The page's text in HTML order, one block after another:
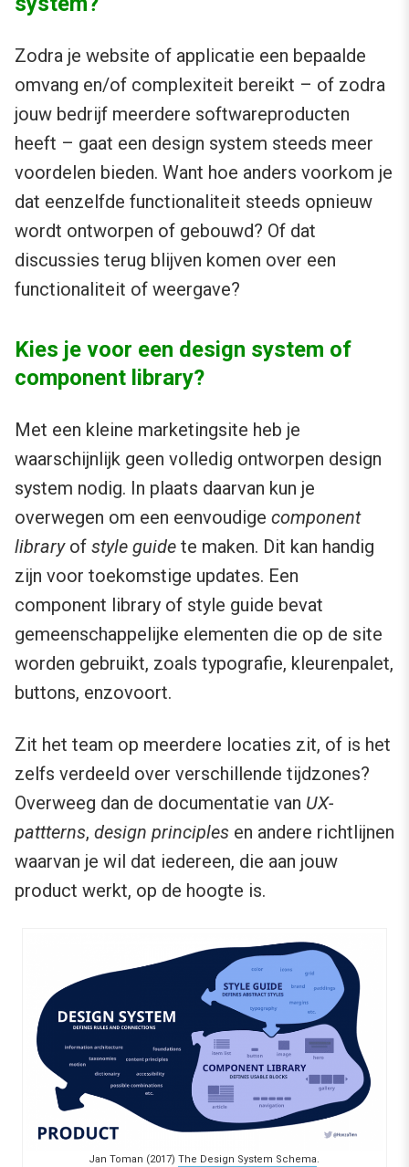
Zodra je website of applicatie een bepaalde
omvang en/of complexiteit bereikt – of zodra
jouw bedrijf meerdere softwareproducten
heeft – gaat een design system steeds meer
voordelen bieden. Want hoe anders voorkom je
dat eenzelfde functionaliteit steeds opnieuw
wordt ontworpen of gebouwd? Of dat
discussies terug blijven komen over een
functionaliteit of weergave?
Kies je voor een design system of
component library?
Met een kleine marketingsite heb je
waarschijnlijk geen volledig ontworpen design
system nodig. In plaats daarvan kun je
overwegen om een eenvoudige component
libraryof style guide te maken. Dit kan handig
zijn voor toekomstige updates. Een
component library of style guide bevat
gemeenschappelijke elementen die op de site
worden gebruikt, zoals typografie, kleurenpalet,
buttons, enzovoort.
Zit het team op meerdere locaties zit, of is het
zelfs verdeeld over verschillende tijdzones?
Overweeg dan de documentatie van UX-
pattterns, design principles en andere richtlijnen
waarvan je wil dat iedereen, die aan jouw
product werkt, op de hoogte is.
Jan Toman (2017)The Design System Schema.